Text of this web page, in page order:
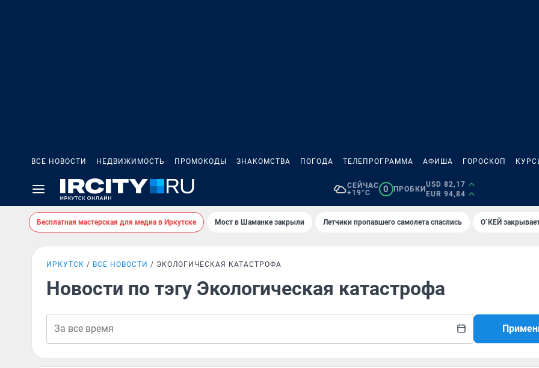
ВСЕ НОВОСТИ НЕДВИЖИМОСТЬ ПРОМОКОДЫ ЗНАКОМСТВА ПОГОДА ТЕЛЕПРОГРАММА АФИША ГОРОСКОП
СЕЙЧАС
+19°C
0 ПРОБКИ
USD 82,17
EUR 94,84
Бесплатная мастерская для медиа в Иркутске Мост в Шаманке закрыли Летчики пропавшего самолета спаслись О`КЕЙ
ИРКУТСК ВСЕ НОВОСТИ ЭКОЛОГИЧЕСКАЯ КАТАСТРОФА
Новости по тэгу Экологическая катастрофа